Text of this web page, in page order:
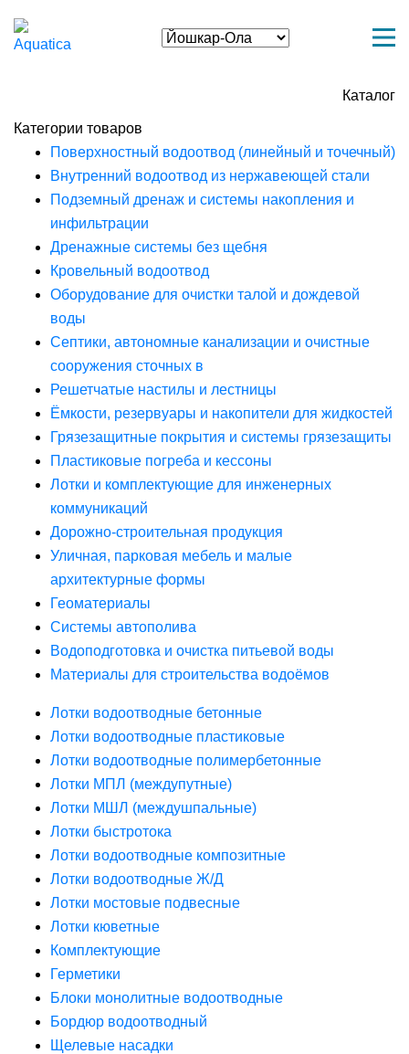
Каталог
Категории товаров
Поверхностный водоотвод (линейный и точечный)
Внутренний водоотвод из нержавеющей стали
Подземный дренаж и системы накопления и
инфильтрации
Дренажные системы без щебня
Кровельный водоотвод
Оборудование для очистки талой и дождевой
воды
Септики, автономные канализации и очистные
сооружения сточных в
Решетчатые настилы и лестницы
Ёмкости, резервуары и накопители для жидкостей
Грязезащитные покрытия и системы грязезащиты
Пластиковые погреба и кессоны
Лотки и комплектующие для инженерных
коммуникаций
Дорожно-строительная продукция
Уличная, парковая мебель и малые
архитектурные формы
Геоматериалы
Системы автополива
Водоподготовка и очистка питьевой воды
Материалы для строительства водоёмов
Лотки водоотводные бетонные
Лотки водоотводные пластиковые
Лотки водоотводные полимербетонные
Лотки МПЛ (междупутные)
Лотки МШЛ (междушпальные)
Лотки быстротока
Лотки водоотводные композитные
Лотки водоотводные Ж/Д
Лотки мостовые подвесные
Лотки кюветные
Комплектующие
Герметики
Блоки монолитные водоотводные
Бордюр водоотводный
Щелевые насадки